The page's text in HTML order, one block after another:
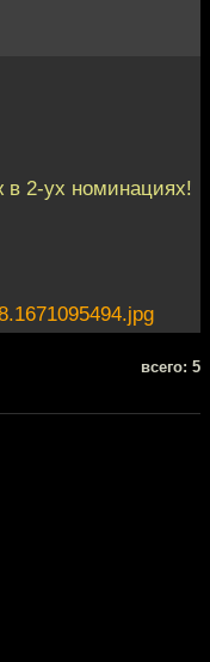
в 2-ух номинациях!
всего: 5